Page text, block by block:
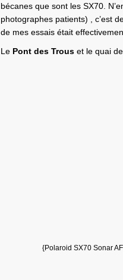
bécanes que sont les SX70.
photographes patients) , c’est
de mes essais était
Le Pont des Trous et le quai
{Polaroid SX70 Sonar